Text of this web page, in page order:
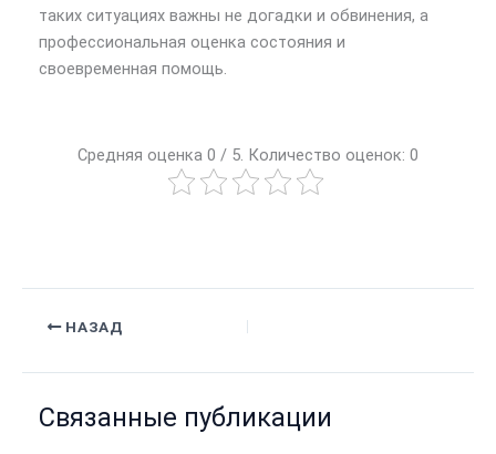
таких ситуациях важны не догадки и обвинения, а
профессиональная оценка состояния и
своевременная помощь.
Средняя оценка 0 / 5. Количество оценок: 0
НАЗАД
Связанные публикации